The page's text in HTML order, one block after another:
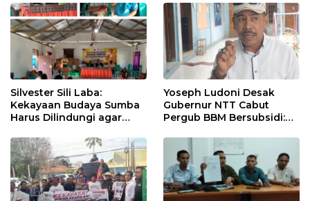
Silvester Sili Laba:
Kekayaan Budaya Sumba
Harus Dilindungi agar
Yoseph Ludoni Desak
Gubernur NTT Cabut
Pergub BBM Bersubsidi:
Tagih Pajak